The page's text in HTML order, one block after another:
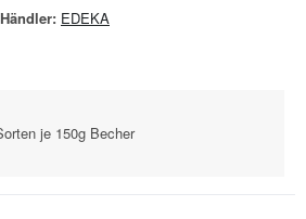
Händler: EDEKA
je 150g Becher